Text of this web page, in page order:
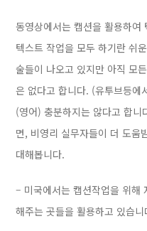
동영상에서는 캡션을 활용하여
텍스트 작업을 모두 하기란 쉬
술들이 나오고 있지만 아직 모
은 없다고 합니다. (유투브등에
(영어) 충분하지는 않다고 합니
면, 비영리 실무자들이 더 도움
대해봅니다.
– 미국에서는 캡션작업을 위해
해주는 곳들을 활용하고 있습